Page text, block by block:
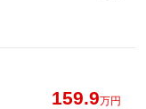
159.9万円